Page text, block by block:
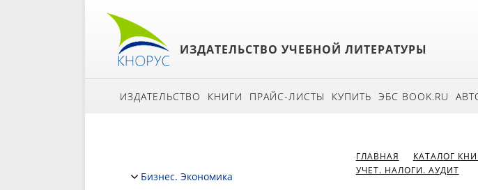
ИЗДАТЕЛЬСТВО УЧЕБНОЙ ЛИТЕРАТУРЫ
ИЗДАТЕЛЬСТВО КНИГИ ПРАЙС-ЛИСТЫ КУПИТЬ ЭБС BOOK.RU
Бизнес. Экономика
ГЛАВНАЯ КАТАЛОГ
УЧЕТ. НАЛОГИ. АУДИТ